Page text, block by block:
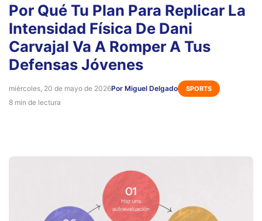
Por Qué Tu Plan Para Replicar La
Intensidad Física De Dani
Carvajal Va A Romper A Tus
Defensas Jóvenes
miércoles, 20 de mayo de 2026Por Miguel Delgado SPORTS
8 min de lectura